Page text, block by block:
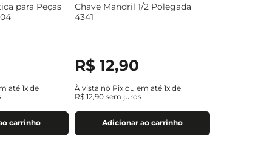
para Peças
até1x de
carrinho
Chave Mandril 1/2 Polegada
4341
R$ 12,90
À vista no Pix ou em até 1x de
R$ 12,90sem juros
Adicionar ao carrinho